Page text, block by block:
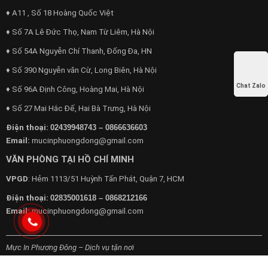
♦ A11 , Số 18 Hoàng Quốc Việt
♦ Số 7A Lê Đức Thọ, Nam Từ Liêm, Hà Nội
♦ Số 54A Nguyễn Chí Thanh, Đống Đa, HN
♦ Số 390 Nguyễn văn Cừ, Long Biên, Hà Nội
♦ Số 96A Định Công, Hoàng Mai, Hà Nội
♦ Số 27 Mai Hắc Đế, Hai Bà Trưng, Hà Nội
Điện thoại: 02439948743 – 0866636603
Email: mucinphuongdong@gmail.com
VĂN PHÒNG TẠI HỒ CHÍ MINH
VPGD: Hẻm 1113/51 Huỳnh Tấn Phát, Quận 7, HCM
Điện thoại: 02835001618 – 0868212166
Email: mucinphuongdong@gmail.com
Mực In Phương Đông – Dịch vụ tận nơi
Chat Zalo